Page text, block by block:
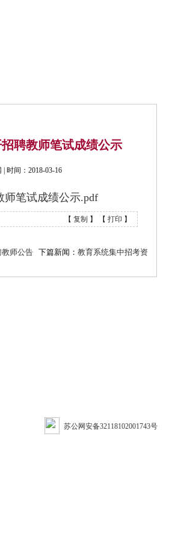
聘教师笔试成绩公示
时间：2018-03-16
师笔试成绩公示.pdf
【 复制 】 【 打印 】
师公告 下篇新闻： 教育系统集中招考资
苏公网安备32118102001743号